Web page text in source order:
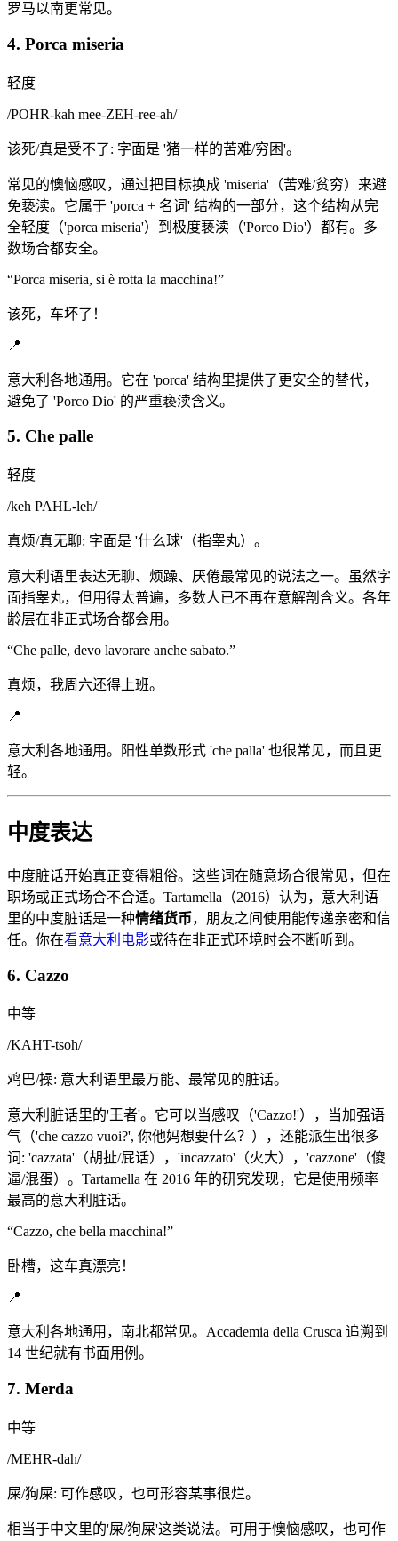
罗马以南更常见。
4. Porca miseria
轻度
/POHR-kah mee-ZEH-ree-ah/
该死/真是受不了: 字面是 '猪一样的苦难/穷困'。
常见的懊恼感叹，通过把目标换成 'miseria'（苦难/贫穷）来避
免亵渎。它属于 'porca + 名词' 结构的一部分，这个结构从完
全轻度（'porca miseria'）到极度亵渎（'Porco Dio'）都有。多
数场合都安全。
“Porca miseria, si è rotta la macchina!”
该死，车坏了！
📍
意大利各地通用。它在 'porca' 结构里提供了更安全的替代，
避免了 'Porco Dio' 的严重亵渎含义。
5. Che palle
轻度
/keh PAHL-leh/
真烦/真无聊: 字面是 '什么球'（指睾丸）。
意大利语里表达无聊、烦躁、厌倦最常见的说法之一。虽然字
面指睾丸，但用得太普遍，多数人已不再在意解剖含义。各年
龄层在非正式场合都会用。
“Che palle, devo lavorare anche sabato.”
真烦，我周六还得上班。
📍
意大利各地通用。阳性单数形式 'che palla' 也很常见，而且更
轻。
中度表达
中度脏话开始真正变得粗俗。这些词在随意场合很常见，但在
职场或正式场合不合适。Tartamella（2016）认为，意大利语
里的中度脏话是一种情绪货币，朋友之间使用能传递亲密和信
任。你在看意大利电影或待在非正式环境时会不断听到。
6. Cazzo
中等
/KAHT-tsoh/
鸡巴/操: 意大利语里最万能、最常见的脏话。
意大利脏话里的'王者'。它可以当感叹（'Cazzo!'），当加强语
气（'che cazzo vuoi?', 你他妈想要什么？），还能派生出很多
词: 'cazzata'（胡扯/屁话），'incazzato'（火大），'cazzone'（傻
逼/混蛋）。Tartamella 在 2016 年的研究发现，它是使用频率
最高的意大利脏话。
“Cazzo, che bella macchina!”
卧槽，这车真漂亮！
📍
意大利各地通用，南北都常见。Accademia della Crusca 追溯到
14 世纪就有书面用例。
7. Merda
中等
/MEHR-dah/
屎/狗屎: 可作感叹，也可形容某事很烂。
相当于中文里的'屎/狗屎'这类说法。可用于懊恼感叹，也可作